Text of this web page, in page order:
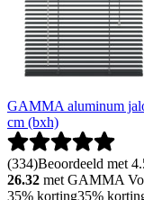
GAMMA aluminum
cm (bxh)
(334)Beoordeeld met
26.32 met GAMMA
35% korting35%